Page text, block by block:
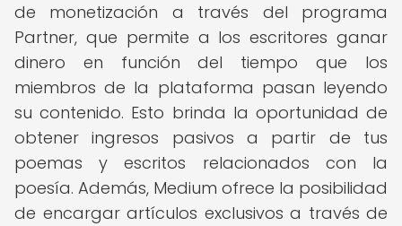
de monetización a través del programa
Partner, que permite a los escritores ganar
dinero en función del tiempo que los
miembros de la plataforma pasan leyendo
su contenido. Esto brinda la oportunidad de
obtener ingresos pasivos a partir de tus
poemas y escritos relacionados con la
poesía. Además, Medium ofrece la posibilidad
de encargar artículos exclusivos a través de